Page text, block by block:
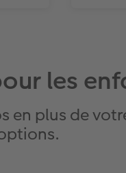
les
en plus de